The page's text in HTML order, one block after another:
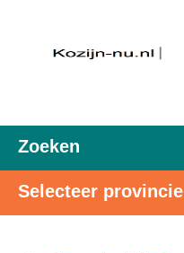
Zoeken
Selecteer provincie